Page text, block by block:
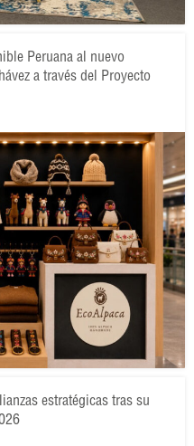
Peruana al nuevo
a través del Proyecto
estratégicas tras su